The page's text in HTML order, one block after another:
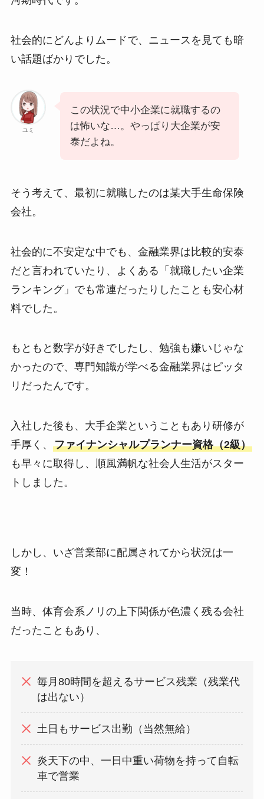
社会的にどんよりムードで、ニュースを見ても暗
い話題ばかりでした。
ユミ
この状況で中小企業に就職するの
は怖いな…。やっぱり大企業が安
泰だよね。
そう考えて、最初に就職したのは某大手生命保険
会社。
社会的に不安定な中でも、金融業界は比較的安泰
だと言われていたり、よくある「就職したい企業
ランキング」でも常連だったりしたことも安心材
料でした。
もともと数字が好きでしたし、勉強も嫌いじゃな
かったので、専門知識が学べる金融業界はピッタ
リだったんです。
入社した後も、大手企業ということもあり研修が
手厚く、 ファイナンシャルプランナー資格（2級）
も早々に取得し、順風満帆な社会人生活がスター
トしました。
しかし、いざ営業部に配属されてから状況は一
変！
当時、体育会系ノリの上下関係が色濃く残る会社
だったこともあり、
毎月80時間を超えるサービス残業（残業代
は出ない）
土日もサービス出勤（当然無給）
炎天下の中、一日中重い荷物を持って自転
車で営業